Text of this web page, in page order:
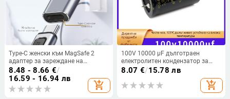
Type-C женски към MagSafe 2
адаптер за зареждане на
MacBook
8.48 - 8.66 €/
16.59 - 16.94 лв
add_shopping_cart
100V 10000 μF дълготраен
електролитен кондензатор за
усилвател на мощност и аудио
филтър, роговиден тип, размери
35×60
8.07 €/15.78 лв
add_shopping_cart